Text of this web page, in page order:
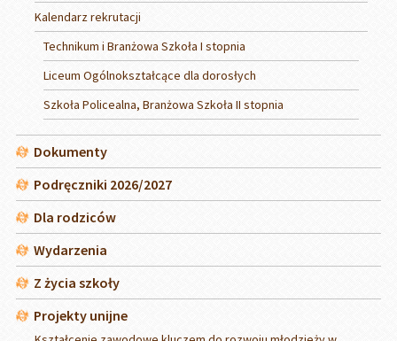
Kalendarz rekrutacji
Technikum i Branżowa Szkoła I stopnia
Liceum Ogólnokształcące dla dorosłych
Szkoła Policealna, Branżowa Szkoła II stopnia
Dokumenty
Podręczniki 2026/2027
Dla rodziców
Wydarzenia
Z życia szkoły
Projekty unijne